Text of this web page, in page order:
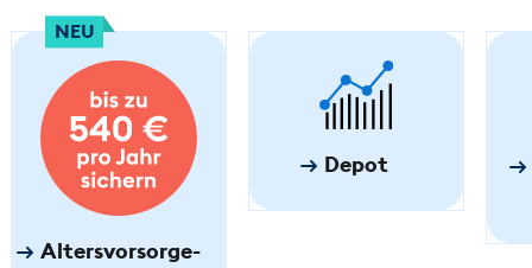
NEU
Altersvorsorge­
Depot